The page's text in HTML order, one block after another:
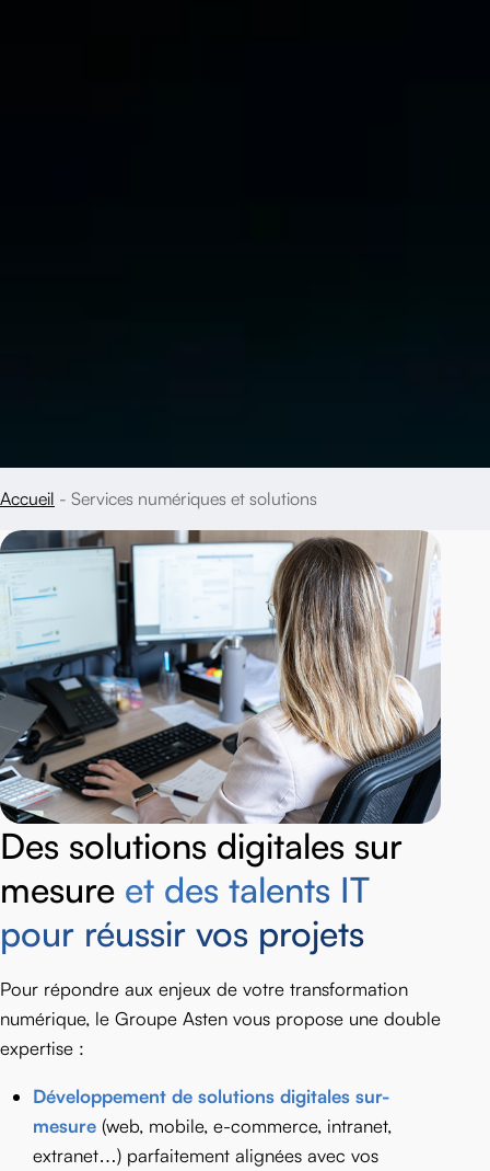
Accueil Services numériques et solutions
Des solutions digitales sur
mesure et des talents IT
pour réussir vos projets
Pour répondre aux enjeux de votre transformation
numérique, le Groupe Asten vous propose une double
expertise :
Développement de solutions digitales sur-
mesure (web, mobile, e-commerce, intranet,
extranet…) parfaitement alignées avec vos